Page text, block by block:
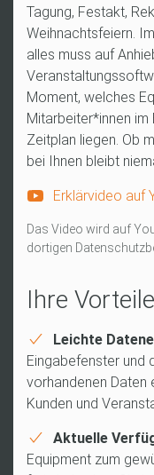
Tagung, Festakt,
Weihnachtsfeiern.
alles muss auf
Moment, welches
Mitarbeiter*innen im
Zeitplan liegen. Ob
bei Ihnen bleibt
Erklärvideo auf
Das Video wird auf
dortigen
Ihre Vorteile
Leichte
Eingabefenster und
vorhandenen Daten
Kunden und
Aktuelle
Equipment zum